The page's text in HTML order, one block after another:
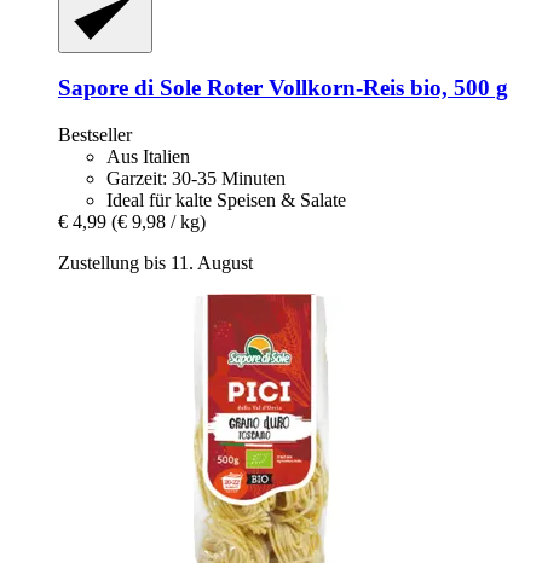
Sapore di Sole Roter Vollkorn-​Reis bio, 500 g
Bestseller
Aus Italien
Garzeit: 30-35 Minuten
Ideal für kalte Speisen & Salate
€ 4,99 (€ 9,98 / kg)
Zustellung bis 11. August